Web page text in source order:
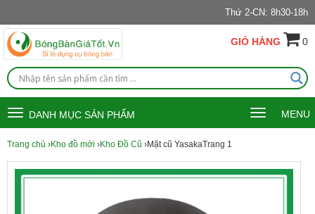
Thứ 2-CN: 8h30-18h
GIỎ HÀNG 0
Toggle
navigation
DANH MỤC SẢN PHẨM
Toggle
navigation
MENU
Trang chủ ›Kho đồ mới ›Kho Đồ Cũ ›Mặt cũ YasakaTrang 1